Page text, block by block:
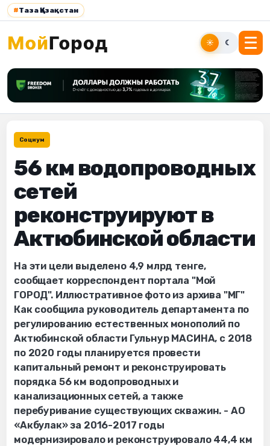
#Таза Қазақстан
☀ ☾
Социум
56 км водопроводных
сетей
реконструируют в
Актюбинской области
На эти цели выделено 4,9 млрд тенге,
сообщает корреспондент портала "Мой
ГОРОД". Иллюстративное фото из архива "МГ"
Как сообщила руководитель департамента по
регулированию естественных монополий по
Актюбинской области Гульнур МАСИНА, с 2018
по 2020 годы планируется провести
капитальный ремонт и реконструировать
порядка 56 км водопроводных и
канализационных сетей, а также
перебуривание существующих скважин. - АО
«Акбулак» за 2016-2017 годы
модернизировало и реконструировало 44,4 км